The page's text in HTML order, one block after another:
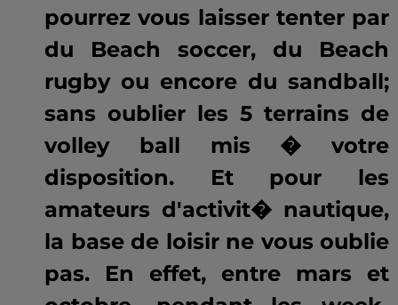
pourrez vous laisser tenter par
du Beach soccer, du Beach
rugby ou encore du sandball;
sans oublier les 5 terrains de
volley ball mis � votre
disposition. Et pour les
amateurs d'activit� nautique,
la base de loisir ne vous oublie
pas. En effet, entre mars et